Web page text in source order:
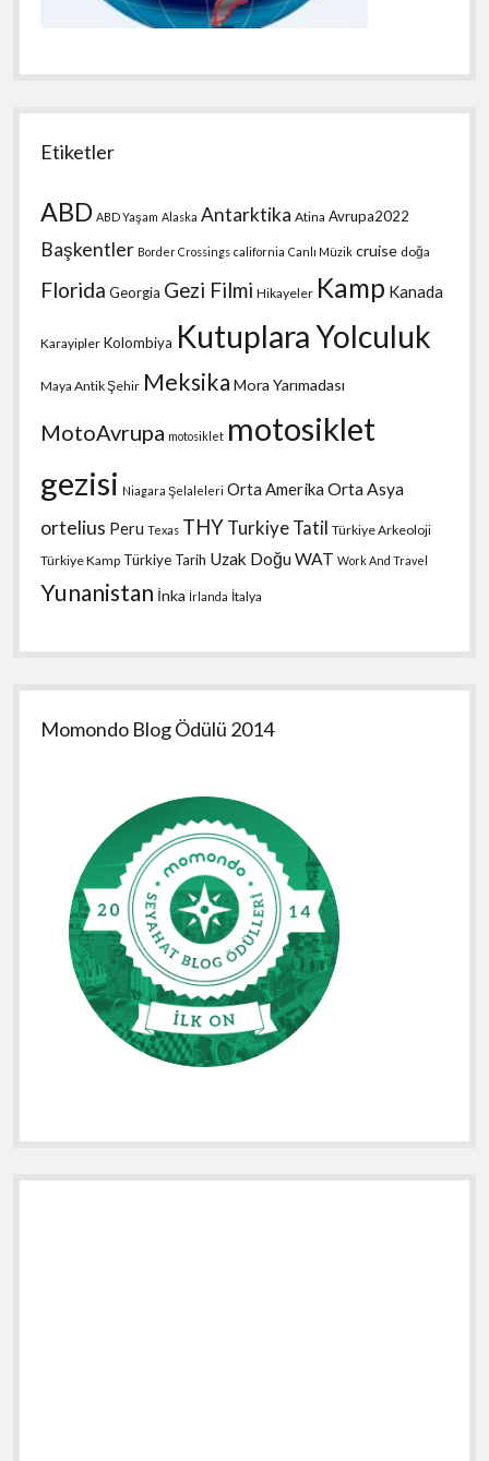
Etiketler
ABD ABD Yaşam Alaska Antarktika Atina Avrupa2022
Başkentler Border Crossings california Canlı Müzik cruise doğa
Florida Georgia Gezi Filmi Hikayeler Kamp Kanada
Karayipler Kolombiya Kutuplara Yolculuk
Maya Antik Şehir Meksika Mora Yarımadası
MotoAvrupa motosiklet motosiklet
gezisi Niagara Şelaleleri Orta Amerika Orta Asya
ortelius Peru Texas THYTurkiye Tatil Türkiye Arkeoloji
Türkiye Kamp Türkiye Tarih Uzak DoğuWAT Work And Travel
Yunanistan İnka İrlanda İtalya
Momondo Blog Ödülü 2014